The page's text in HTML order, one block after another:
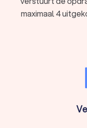
maximaal 4